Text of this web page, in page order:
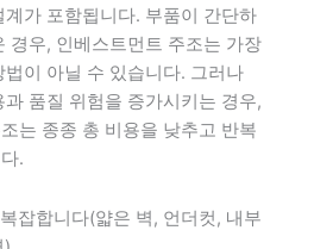
계가 포함됩니다. 부품이 간단하
경우, 인베스트먼트 주조는 가장
법이 아닐 수 있습니다. 그러나
품질 위험을 증가시키는 경우,
는 종종 총 비용을 낮추고 반복
.
잡합니다(얇은 벽, 언더컷, 내부